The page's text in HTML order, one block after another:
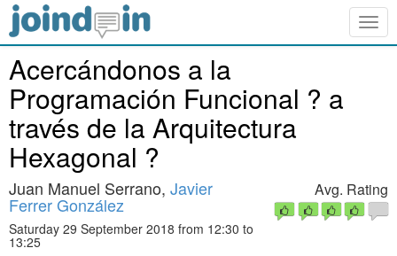
Acercándonos a la
Programación Funcional ? a
través de la Arquitectura
Hexagonal ?
Juan Manuel Serrano, Javier
Ferrer González
Saturday 29 September 2018 from 12:30 to
13:25
Avg. Rating